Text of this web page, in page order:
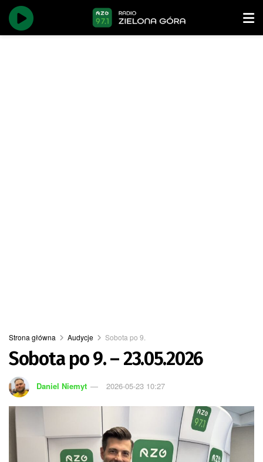
Strona główna Audycje Sobota po 9.
Sobota po 9. – 23.05.2026
Daniel Niemyt 2026-05-23 10:27